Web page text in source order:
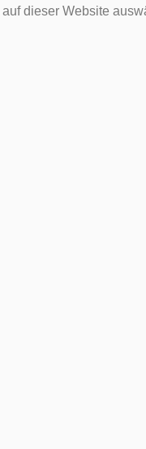
dieser Website